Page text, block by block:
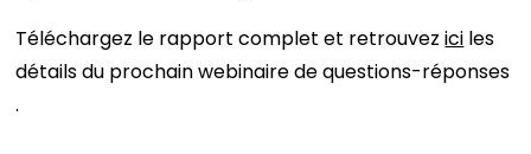
Téléchargez le rapport complet et retrouvezici les
détails du prochain webinaire de questions-réponses
.